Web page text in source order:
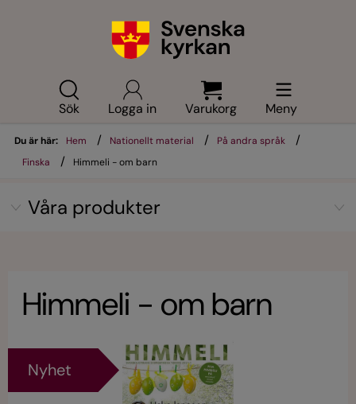
Sök Logga in Varukorg Meny
Du är här: Hem / Nationellt material / På andra språk /
Finska / Himmeli - om barn
Våra produkter
Himmeli - om barn
Nyhet